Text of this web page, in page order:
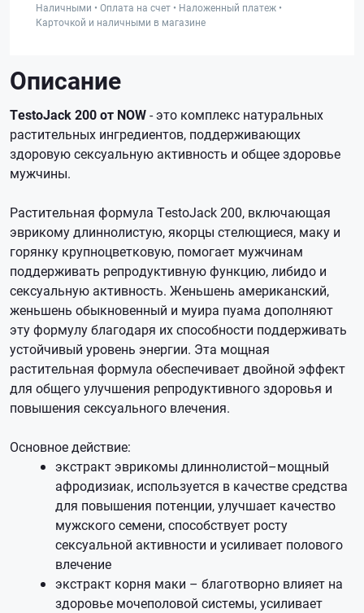
Наличными • Оплата на счет • Наложенный платеж •
Карточкой и наличными в магазине
Описание
TestoJack 200 от NOW- это комплекс натуральных
растительных ингредиентов, поддерживающих
здоровую сексуальную активность и общее здоровье
мужчины.
Растительная формула TestoJack 200, включающая
эврикому длиннолистую, якорцы стелющиеся, маку и
горянку крупноцветковую, помогает мужчинам
поддерживать репродуктивную функцию, либидо и
сексуальную активность. Женьшень американский,
женьшень обыкновенный и муира пуама дополняют
эту формулу благодаря их способности поддерживать
устойчивый уровень энергии. Эта мощная
растительная формула обеспечивает двойной эффект
для общего улучшения репродуктивного здоровья и
повышения сексуального влечения.
Основное действие:
экстракт эврикомы длиннолистой–мощный
афродизиак, используется в качестве средства
для повышения потенции, улучшает качество
мужского семени, способствует росту
сексуальной активности и усиливает полового
влечение
экстракт корня маки – благотворно влияет на
здоровье мочеполовой системы, усиливает